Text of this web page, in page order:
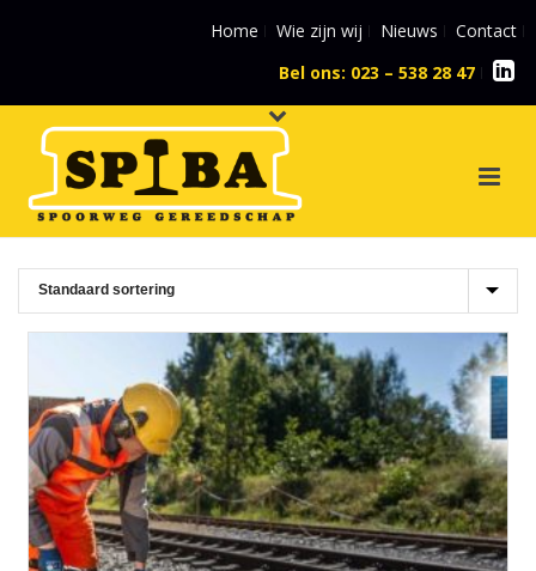
Home Wie zijn wij Nieuws
Contact
Bel ons: 023 – 538 28 47